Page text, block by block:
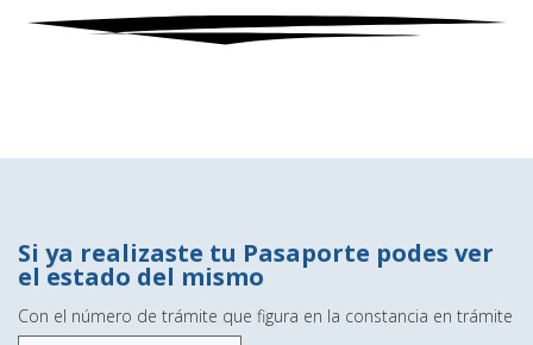
Si ya realizaste tu Pasaporte podes ver
el estado del mismo
Con el número de trámite que figura en la constancia en trámite